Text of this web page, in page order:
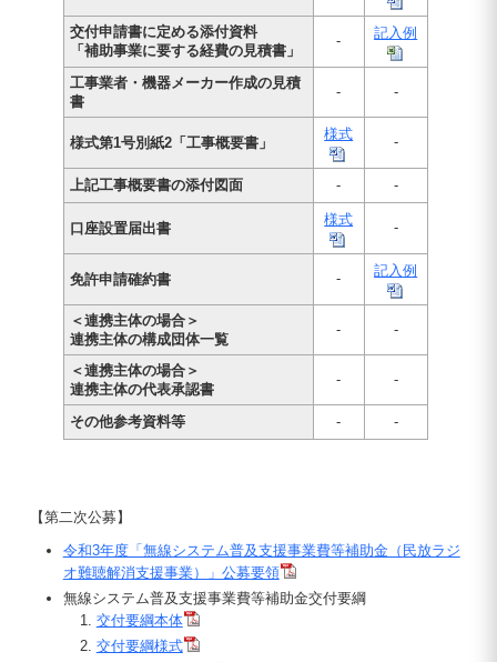
交付申請書に定める添付資料
「補助事業に要する経費の見積書」
- 記入例
工事業者・機器メーカー作成の見積
書
- -
様式第1号別紙2「工事概要書」
様式 -
上記工事概要書の添付図面 - -
口座設置届出書
様式 -
免許申請確約書 - 記入例
＜連携主体の場合＞
連携主体の構成団体一覧
- -
＜連携主体の場合＞
連携主体の代表承認書
- -
その他参考資料等 - -
【第二次公募】
令和3年度「無線システム普及支援事業費等補助金（民放ラジ
オ難聴解消支援事業）」公募要領
無線システム普及支援事業費等補助金交付要綱
交付要綱本体
交付要綱様式